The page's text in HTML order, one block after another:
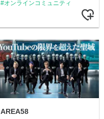
オンラインコミュニティ
AREA58